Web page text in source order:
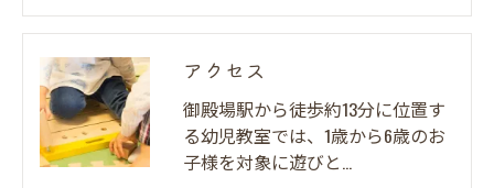
アクセス
御殿場駅から徒歩約13分に位置す
る幼児教室では、1歳から6歳のお
子様を対象に遊びと…